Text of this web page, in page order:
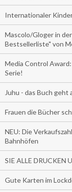
Internationaler
Mascolo/Gloger in
Bestsellerliste" von
Media Control
Serie!
Juhu - das Buch geht
Frauen die Bücher
NEU: Die
Bahnhöfen
SIE ALLE DRUCKEN
Gute Karten im